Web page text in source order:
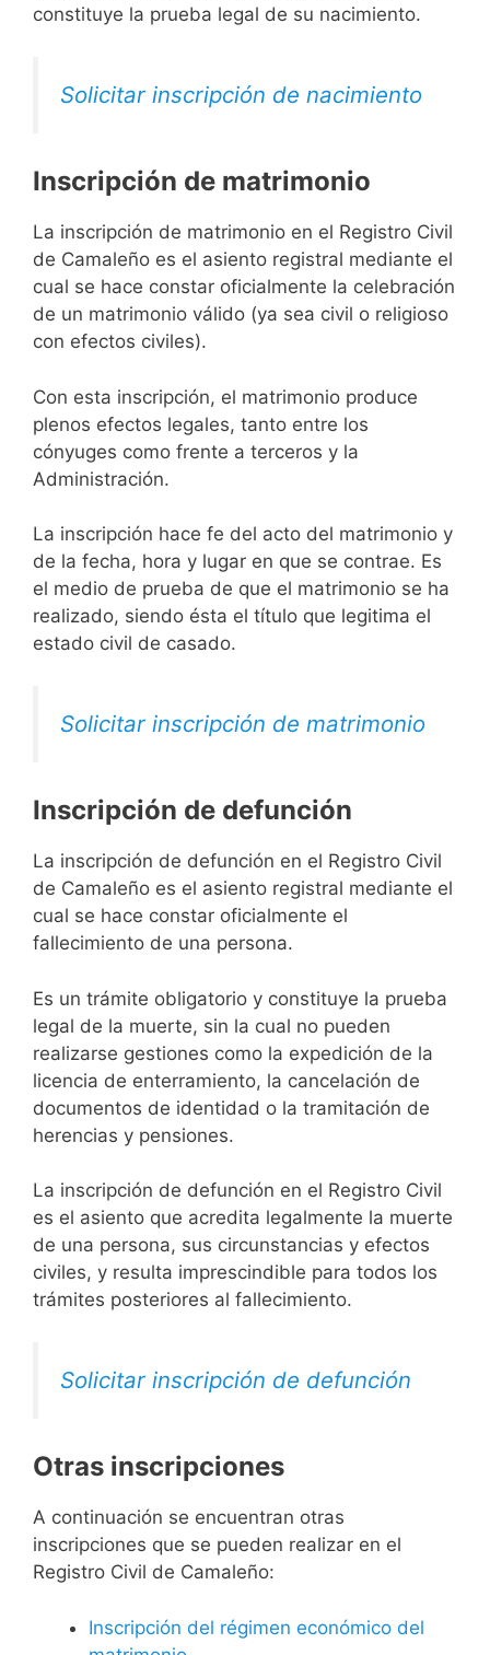
constituye la prueba legal de su nacimiento.
Solicitar inscripción de nacimiento
Inscripción de matrimonio
La inscripción de matrimonio en el Registro Civil
de Camaleño es el asiento registral mediante el
cual se hace constar oficialmente la celebración
de un matrimonio válido (ya sea civil o religioso
con efectos civiles).
Con esta inscripción, el matrimonio produce
plenos efectos legales, tanto entre los
cónyuges como frente a terceros y la
Administración.
La inscripción hace fe del acto del matrimonio y
de la fecha, hora y lugar en que se contrae. Es
el medio de prueba de que el matrimonio se ha
realizado, siendo ésta el título que legitima el
estado civil de casado.
Solicitar inscripción de matrimonio
Inscripción de defunción
La inscripción de defunción en el Registro Civil
de Camaleño es el asiento registral mediante el
cual se hace constar oficialmente el
fallecimiento de una persona.
Es un trámite obligatorio y constituye la prueba
legal de la muerte, sin la cual no pueden
realizarse gestiones como la expedición de la
licencia de enterramiento, la cancelación de
documentos de identidad o la tramitación de
herencias y pensiones.
La inscripción de defunción en el Registro Civil
es el asiento que acredita legalmente la muerte
de una persona, sus circunstancias y efectos
civiles, y resulta imprescindible para todos los
trámites posteriores al fallecimiento.
Solicitar inscripción de defunción
Otras inscripciones
A continuación se encuentran otras
inscripciones que se pueden realizar en el
Registro Civil de Camaleño:
Inscripción del régimen económico del